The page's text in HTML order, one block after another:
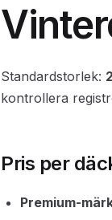
Standardstorlek:
kontrollera
Pris per
Premium-